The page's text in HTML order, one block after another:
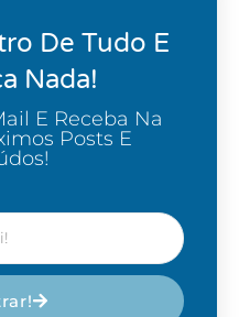
De Tudo E
Nada!
E Receba Na
Posts E